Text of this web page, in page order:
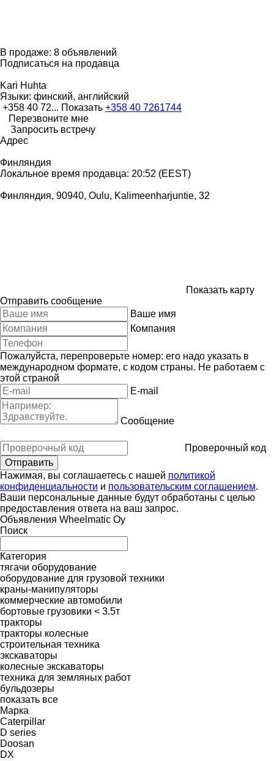
В продаже: 8 объявлений
Подписаться на продавца
Kari Huhta
Языки: финский, английский
+358 40 72... Показать +358 40 7261744
Перезвоните мне
Запросить встречу
Адрес
Финляндия
Локальное время продавца: 20:52 (EEST)
Финляндия, 90940, Oulu, Kalimeenharjuntie, 32
Показать карту
Отправить сообщение
Ваше имя
Компания
Пожалуйста, перепроверьте номер: его надо указать в
международном формате, с кодом страны. Не работаем с
этой страной
E-mail
Сообщение
Проверочный код
Нажимая, вы соглашаетесь с нашей политикой
конфиденциальности и пользовательским соглашением.
Ваши персональные данные будут обработаны с целью
предоставления ответа на ваш запрос.
Объявления Wheelmatic Oy
Поиск
Категория
тягачи оборудование
оборудование для грузовой техники
краны-манипуляторы
коммерческие автомобили
бортовые грузовики < 3.5т
тракторы
тракторы колесные
строительная техника
экскаваторы
колесные экскаваторы
техника для земляных работ
бульдозеры
показать все
Марка
Caterpillar
D series
Doosan
DX